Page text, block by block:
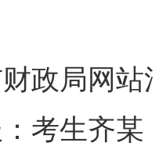
局网站
考生齐